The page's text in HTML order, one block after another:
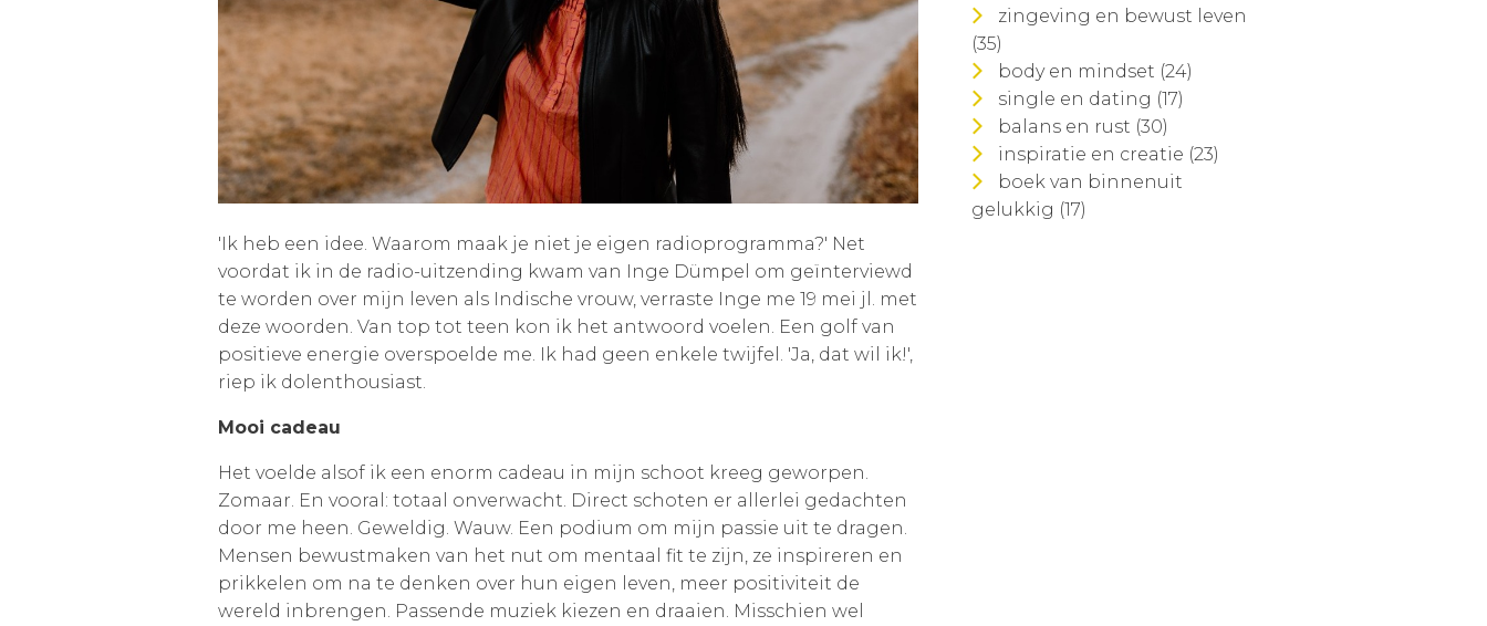
'Ik heb een idee. Waarom maak je niet je eigen radioprogramma?' Net
voordat ik in de radio-uitzending kwam van Inge Dümpel om geïnterviewd
te worden over mijn leven als Indische vrouw, verraste Inge me 19 mei jl. met
deze woorden. Van top tot teen kon ik het antwoord voelen. Een golf van
positieve energie overspoelde me. Ik had geen enkele twijfel. 'Ja, dat wil ik!',
riep ik dolenthousiast.
Mooi cadeau
Het voelde alsof ik een enorm cadeau in mijn schoot kreeg geworpen.
Zomaar. En vooral: totaal onverwacht. Direct schoten er allerlei gedachten
door me heen. Geweldig. Wauw. Een podium om mijn passie uit te dragen.
Mensen bewustmaken van het nut om mentaal fit te zijn, ze inspireren en
prikkelen om na te denken over hun eigen leven, meer positiviteit de
wereld inbrengen. Passende muziek kiezen en draaien. Misschien wel
zingeving en bewust leven
(35)
body en mindset (24)
single en dating (17)
balans en rust (30)
inspiratie en creatie (23)
boek van binnenuit
gelukkig (17)